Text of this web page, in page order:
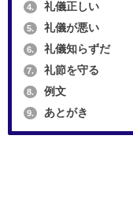
4. 礼儀正しい
5. 礼儀が悪い
6. 礼儀知らずだ
7. 礼節を守る
8. 例文
9. あとがき